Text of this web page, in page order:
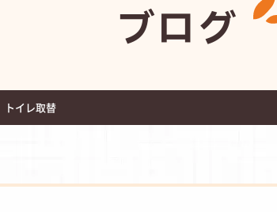
ブログ
イレ取替